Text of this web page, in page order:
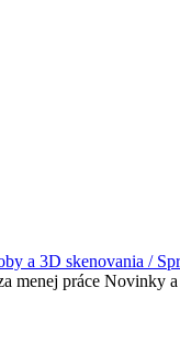
a 3D skenovania /
menej práce Novinky